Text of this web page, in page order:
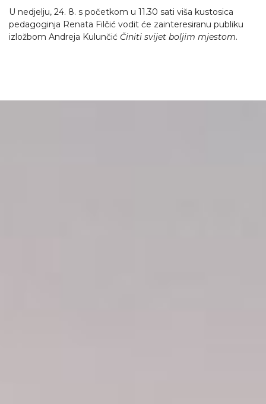
U nedjelju, 24. 8. s početkom u 11.30 sati viša kustosica
pedagoginja Renata Filčić vodit će zainteresiranu publiku
izložbom Andreja Kulunčić Činiti svijet boljim mjestom.